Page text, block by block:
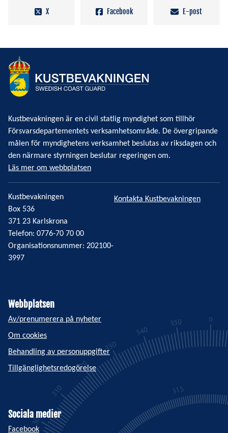
X Facebook E-post
Kustbevakningen är en civil statlig myndighet som tillhör
Försvarsdepartementets verksamhetsområde. De övergripande
målen för myndighetens verksamhet beslutas av riksdagen och
den närmare styrningen beslutar regeringen om.
Läs mer om webbplatsen
Kustbevakningen
Box 536
371 23 Karlskrona
Telefon: 0776-70 70 00
Organisationsnummer: 202100-
3997
Kontakta Kustbevakningen
Webbplatsen
Av/prenumerera på nyheter
Om cookies
Behandling av personuppgifter
Tillgänglighetsredogörelse
Sociala medier
Facebook